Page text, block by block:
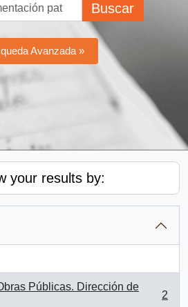
Buscar
Avanzada »
your results by:
Públicas. Dirección de
2